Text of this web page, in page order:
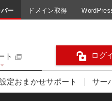
ー ドメイン取得
定おまかせサポート サー
ト ログ